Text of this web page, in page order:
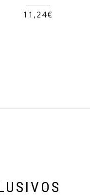
14,99€
11,24€